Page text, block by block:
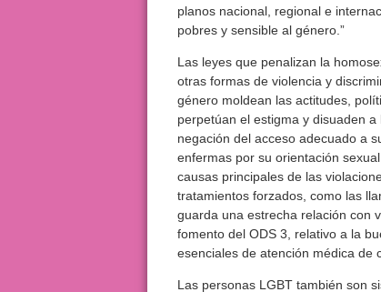
planos nacional, regional e
pobres y sensible al género.”
Las leyes que penalizan la
otras formas de violencia y
género moldean las actitudes,
perpetúan el estigma y disuaden
negación del acceso adecuado a
enfermas por su orientación
causas principales de las
tratamientos forzados, como las
guarda una estrecha relación con
fomento del ODS 3, relativo a la
esenciales de atención médica de
Las personas LGBT también son